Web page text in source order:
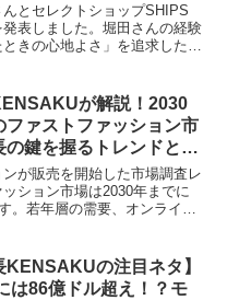
さ」を追求
とセレクトショップSHIPS
表しました。堀田さんの経験
きの心地よさ」を追求した全
紹介します。が解説！2030
ファストファッション市
の鍵を握るトレンドと
が販売を開始した市場調査レ
ション市場は2030年までに
。若年層の需要、オンライン
いて深掘りします。
KENSAKUの注目ネタ】
は86億ドル超え！？モ